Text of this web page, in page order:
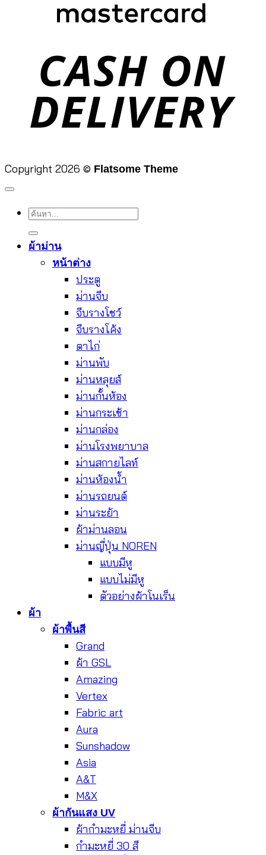
Copyright 2026 © Flatsome Theme
ค้นหา:
ผ้าม่าน
หน้าต่าง
ประตู
ม่านจีบ
จีบรางโชว์
จีบรางโค้ง
ตาไก่
ม่านพับ
ม่านหลุยส์
ม่านกั้นห้อง
ม่านกระเช้า
ม่านกล่อง
ม่านโรงพยาบาล
ม่านสกายไลท์
ม่านห้องน้ำ
ม่านรถยนต์
ม่านระย้า
ผ้าม่านลอน
ม่านญี่ปุ่น NOREN
แบบมีหู
แบบไม่มีหู
ตัวอย่างผ้าโนเร็น
ผ้า
ผ้าพื้นสี
Grand
ผ้า GSL
Amazing
Vertex
Fabric art
Aura
Sunshadow
Asia
A&T
M&X
ผ้ากันแสง UV
ผ้ากำมะหยี่ ม่านจีบ
กำมะหยี่ 30 สี